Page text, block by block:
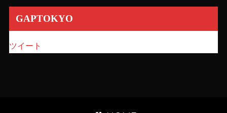
GAPTOKYO
ツイート